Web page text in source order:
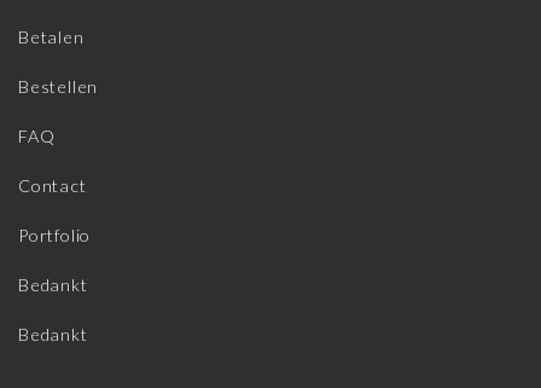
Betalen
Bestellen
FAQ
Contact
Portfolio
Bedankt
Bedankt